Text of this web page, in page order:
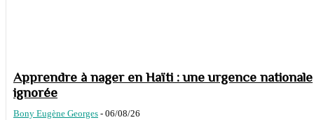
Apprendre à nager en Haïti : une urgence nationale
ignorée
Bony Eugène Georges - 06/08/26